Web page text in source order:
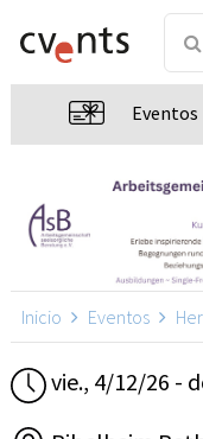
Eventos
Inicio Eventos
vie., 4/12/26 -